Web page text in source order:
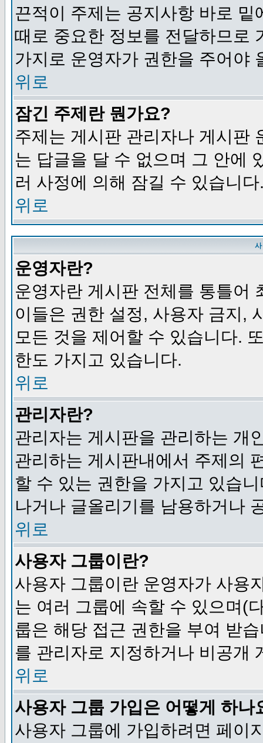
끈적이 주제는 공지사항 바로
때로 중요한 정보를 전달하므로
가지로 운영자가 권한을 주어야
위로
잠긴 주제란 뭔가요?
주제는 게시판 관리자나 게시판
는 답글을 달 수 없으며 그 안에
러 사정에 의해 잠길 수 있습니다
위로
운영자란?
운영자란 게시판 전체를 통틀어
이들은 권한 설정, 사용자 금지,
모든 것을 제어할 수 있습니다.
한도 가지고 있습니다.
위로
관리자란?
관리자는 게시판을 관리하는 개
관리하는 게시판내에서 주제의
할 수 있는 권한을 가지고 있습
나거나 글올리기를 남용하거나
위로
사용자 그룹이란?
사용자 그룹이란 운영자가 사용
는 여러 그룹에 속할 수 있으며(
룹은 해당 접근 권한을 부여 받
를 관리자로 지정하거나 비공개
위로
사용자 그룹 가입은 어떻게 하나
사용자 그룹에 가입하려면 페이